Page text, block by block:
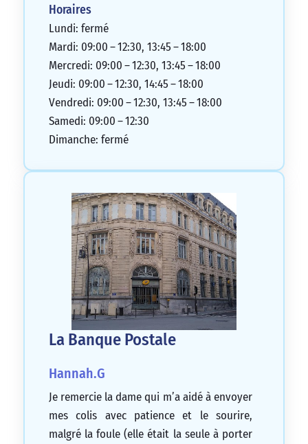
Horaires
Lundi: fermé
Mardi: 09:00 – 12:30, 13:45 – 18:00
Mercredi: 09:00 – 12:30, 13:45 – 18:00
Jeudi: 09:00 – 12:30, 14:45 – 18:00
Vendredi: 09:00 – 12:30, 13:45 – 18:00
Samedi: 09:00 – 12:30
Dimanche: fermé
La Banque Postale
Hannah.G
Je remercie la dame qui m’a aidé à envoyer
mes colis avec patience et le sourire,
malgré la foule (elle était la seule à porter